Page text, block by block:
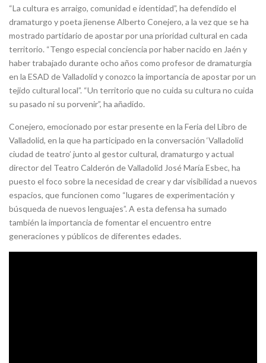
“La cultura es arraigo, comunidad e identidad”, ha defendido el
dramaturgo y poeta jienense Alberto Conejero, a la vez que se ha
mostrado partidario de apostar por una prioridad cultural en cada
territorio. “Tengo especial conciencia por haber nacido en Jaén y
haber trabajado durante ocho años como profesor de dramaturgia
en la ESAD de Valladolid y conozco la importancia de apostar por un
tejido cultural local”. “Un territorio que no cuida su cultura no cuida
su pasado ni su porvenir”, ha añadido.
Conejero, emocionado por estar presente en la Feria del Libro de
Valladolid, en la que ha participado en la conversación ‘Valladolid
ciudad de teatro’ junto al gestor cultural, dramaturgo y actual
director del Teatro Calderón de Valladolid José María Esbec, ha
puesto el foco sobre la necesidad de crear y dar visibilidad a nuevos
espacios, que funcionen como “lugares de experimentación y
búsqueda de nuevos lenguajes”. A esta defensa ha sumado
también la importancia de fomentar el encuentro entre
generaciones y públicos de diferentes edades.